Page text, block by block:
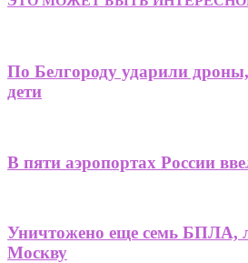
По Белгороду ударили
дети
В пяти аэропортах России
Уничтожено еще семь БПЛА,
Москву